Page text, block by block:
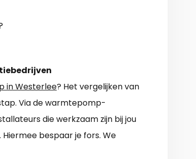
in Westerlee? Het vergelijken van
Via de warmtepomp-
die werkzaam zijn bij jou
bespaar je fors. We